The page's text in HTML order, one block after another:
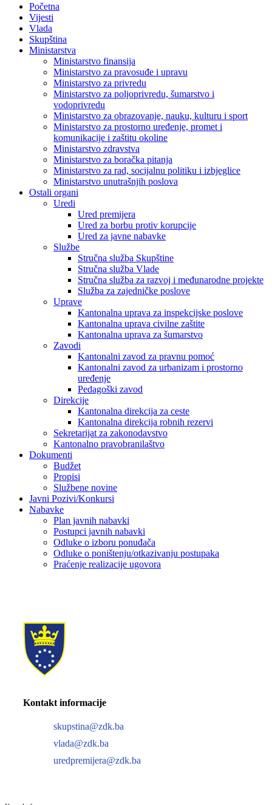
Početna
Vijesti
Vlada
Skupština
Ministarstva
Ministarstvo finansija
Ministarstvo za pravosuđe i upravu
Ministarstvo za privredu
Ministarstvo za poljoprivredu, šumarstvo i
vodoprivredu
Ministarstvo za obrazovanje, nauku, kulturu i sport
Ministarstvo za prostorno uređenje, promet i
komunikacije i zaštitu okoline
Ministarstvo zdravstva
Ministarstvo za boračka pitanja
Ministarstvo za rad, socijalnu politiku i izbjeglice
Ministarstvo unutrašnjih poslova
Ostali organi
Uredi
Ured premijera
Ured za borbu protiv korupcije
Ured za javne nabavke
Službe
Stručna služba Skupštine
Stručna služba Vlade
Stručna služba za razvoj i međunarodne projekte
Služba za zajedničke poslove
Uprave
Kantonalna uprava za inspekcijske poslove
Kantonalna uprava civilne zaštite
Kantonalna uprava za šumarstvo
Zavodi
Kantonalni zavod za pravnu pomoć
Kantonalni zavod za urbanizam i prostorno
uređenje
Pedagoški zavod
Direkcije
Kantonalna direkcija za ceste
Kantonalna direkcija robnih rezervi
Sekretarijat za zakonodavstvo
Kantonalno pravobranilaštvo
Dokumenti
Budžet
Propisi
Službene novine
Javni Pozivi/Konkursi
Nabavke
Plan javnih nabavki
Postupci javnih nabavki
Odluke o izboru ponuđača
Odluke o poništenju/otkazivanju postupaka
Praćenje realizacije ugovora
Kontakt informacije
skupstina@zdk.ba
vlada@zdk.ba
uredpremijera@zdk.ba